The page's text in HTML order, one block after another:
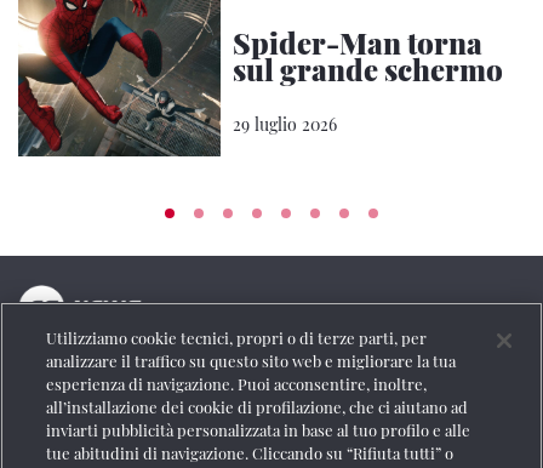
Spider-Man torna
sul grande schermo
29 luglio 2026
La testata online del Gruppo FS Italiane
Social
Utilizziamo cookie tecnici, propri o di terze parti, per
analizzare il traffico su questo sito web e migliorare la tua
esperienza di navigazione. Puoi acconsentire, inoltre,
all’installazione dei cookie di profilazione, che ci aiutano ad
inviarti pubblicità personalizzata in base al tuo profilo e alle
tue abitudini di navigazione. Cliccando su “Rifiuta tutti” o